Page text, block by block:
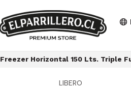
Freezer Horizontal 150 Lts. Triple
LIBERO